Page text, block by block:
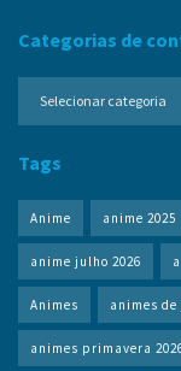
Categorias de
Tags
Anime anime 2025
anime julho 2026
Animes animes de
animes primavera